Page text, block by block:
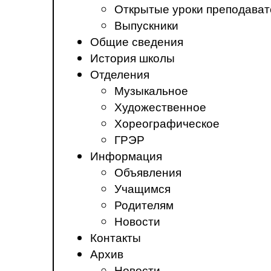
Открытые уроки
Выпускники
Общие сведения
История школы
Отделения
Музыкальное
Художественное
Хореографическое
ГРЭР
Информация
Объявления
Учащимся
Родителям
Новости
Контакты
Архив